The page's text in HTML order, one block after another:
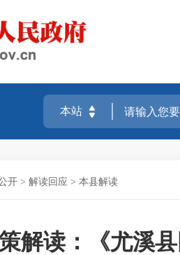
开 > 解读回应 > 本县解读
解读：《尤溪